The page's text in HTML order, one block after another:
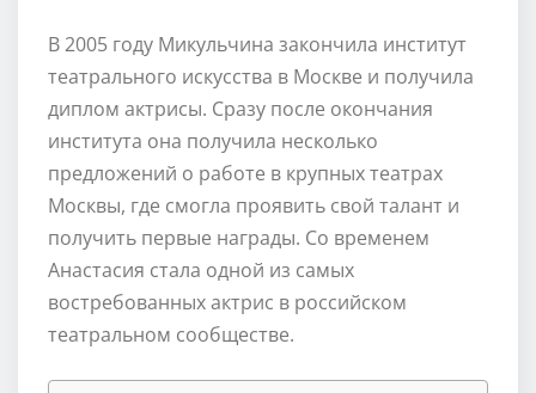
В 2005 году Микульчина закончила институт
театрального искусства в Москве и получила
диплом актрисы. Сразу после окончания
института она получила несколько
предложений о работе в крупных театрах
Москвы, где смогла проявить свой талант и
получить первые награды. Со временем
Анастасия стала одной из самых
востребованных актрис в российском
театральном сообществе.